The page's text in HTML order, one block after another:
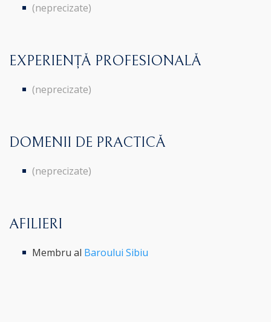
(neprecizate)
EXPERIENȚĂ PROFESIONALĂ
(neprecizate)
DOMENII DE PRACTICĂ
(neprecizate)
AFILIERI
Membru al Baroului Sibiu